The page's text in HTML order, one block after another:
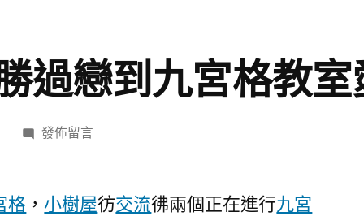
過戀到九宮格教室
在
斌
發佈留言
格 ，小樹屋彷交流彿兩個正在進行九宮